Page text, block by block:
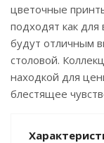
цветочные
подходят как для
будут отличным
столовой.
находкой для
блестящее